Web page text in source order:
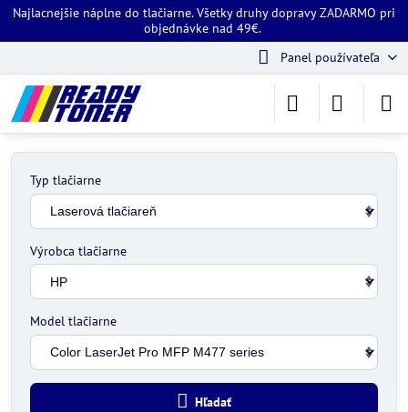
Najlacnejšie náplne do tlačiarne. Všetky druhy dopravy ZADARMO pri
objednávke nad 49€.
Panel používateľa
Typ tlačiarne
Výrobca tlačiarne
Model tlačiarne
Hľadať